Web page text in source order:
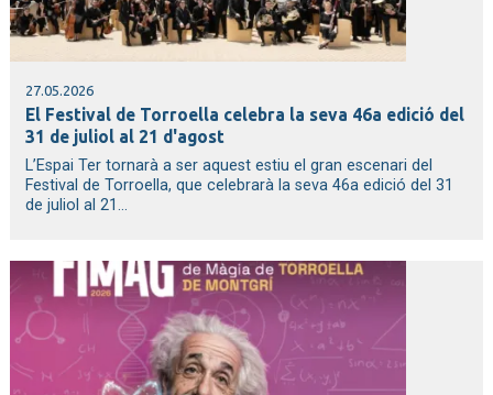
27.05.2026
El Festival de Torroella celebra la seva 46a edició del
31 de juliol al 21 d'agost
L’Espai Ter tornarà a ser aquest estiu el gran escenari del
Festival de Torroella, que celebrarà la seva 46a edició del 31
de juliol al 21...